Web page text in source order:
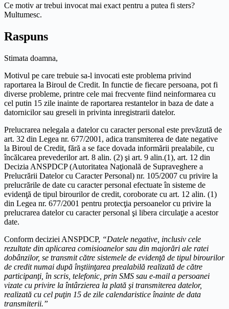
Ce motiv ar trebui invocat mai exact pentru a putea fi sters?
Multumesc.
Raspuns
Stimata doamna,
Motivul pe care trebuie sa-l invocati este problema privind
raportarea la Biroul de Credit. In functie de fiecare persoana, pot fi
diverse probleme, printre cele mai frecvente fiind neinformarea cu
cel putin 15 zile inainte de raportarea restantelor in baza de date a
datornicilor sau greseli in privinta inregistrarii datelor.
Prelucrarea nelegala a datelor cu caracter personal este prevăzută de
art. 32 din Legea nr. 677/2001, adica transmiterea de date negative
la Biroul de Credit, fără a se face dovada informării prealabile, cu
încălcarea prevederilor art. 8 alin. (2) şi art. 9 alin.(1), art. 12 din
Decizia ANSPDCP (Autoritatea Naţională de Supraveghere a
Prelucrării Datelor cu Caracter Personal) nr. 105/2007 cu privire la
prelucrările de date cu caracter personal efectuate în sisteme de
evidenţă de tipul birourilor de credit, coroborate cu art. 12 alin. (1)
din Legea nr. 677/2001 pentru protecţia persoanelor cu privire la
prelucrarea datelor cu caracter personal şi libera circulaţie a acestor
date.
Conform deciziei ANSPDCP, “Datele negative, inclusiv cele
rezultate din aplicarea comisioanelor sau din majorări ale ratei
dobânzilor, se transmit către sistemele de evidenţă de tipul birourilor
de credit numai după înştiinţarea prealabilă realizată de către
participanţi, în scris, telefonic, prin SMS sau e-mail a persoanei
vizate cu privire la întârzierea la plată şi transmiterea datelor,
realizată cu cel puţin 15 de zile calendaristice înainte de data
transmiterii.”